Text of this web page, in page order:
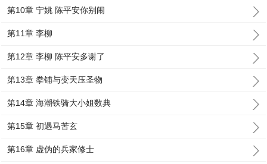
第10章 宁姚 陈平安你别闹
第11章 李柳
第12章 李柳 陈平安多谢了
第13章 拳铺与变天压圣物
第14章 海潮铁骑大小姐数典
第15章 初遇马苦玄
第16章 虚伪的兵家修士